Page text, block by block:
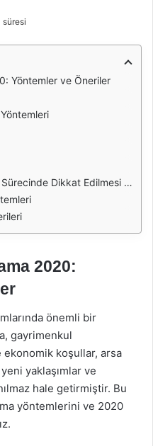
Yöntemler ve Öneriler
Dikkat Edilmesi Gerekenler
2020:
önemli bir
gayrimenkul
ekonomik koşullar, arsa
yaklaşımlar ve
hale getirmiştir. Bu
yöntemlerini ve 2020